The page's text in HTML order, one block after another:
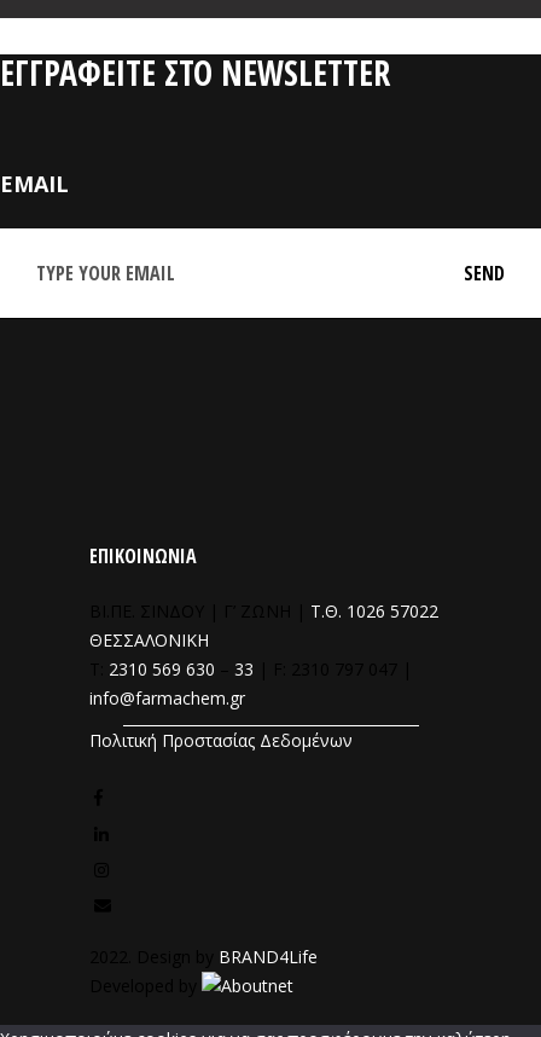
ΕΓΓΡΑΦΕΙΤΕ ΣΤΟ NEWSLETTER
EMAIL
ΕΠΙΚΟΙΝΩΝΙΑ
Τ.Θ. 1026 57022
ΘΕΣΣΑΛΟΝΙΚΗ
2310 569 630 33
info@farmachem.gr
Πολιτική Προστασίας Δεδομένων
BRAND4Life